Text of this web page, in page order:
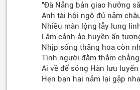
"Đà Nẵng bản giao hưởng
Anh tài hội ngộ đủ năm
Nhiều màn lộng lẫy lung
Lắm cảnh ảo huyền ấn
Nhịp sống thăng hoa còn
Tình người đằm thắm
Ai về để sóng Hàn lưu luyến
Hẹn bạn hai năm lại gặp